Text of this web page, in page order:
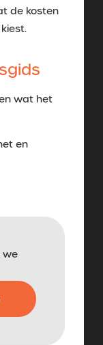
de kosten
wat het
we